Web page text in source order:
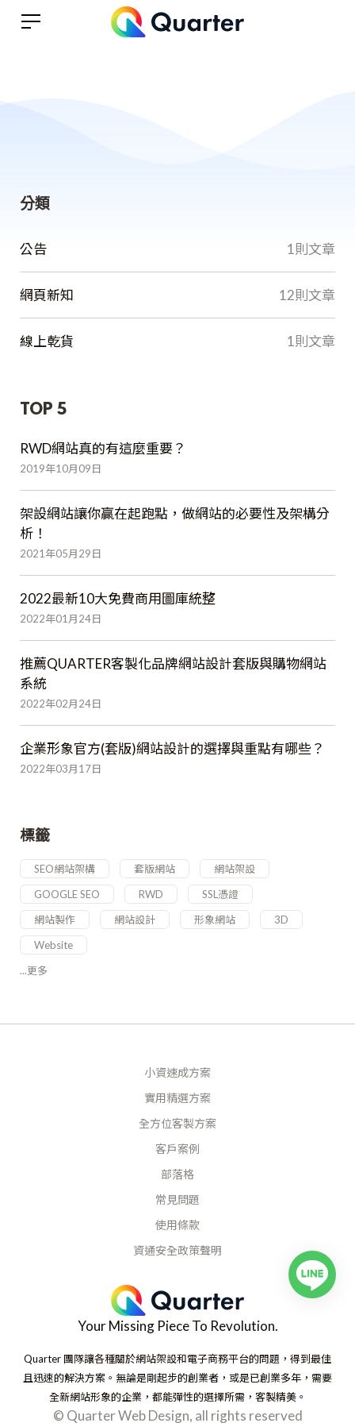
分類
公告 1則文章
網頁新知 12則文章
線上乾貨 1則文章
TOP 5
RWD網站真的有這麼重要？
2019年10月09日
架設網站讓你贏在起跑點，做網站的必要性及架構分
析！
2021年05月29日
2022最新10大免費商用圖庫統整
2022年01月24日
推薦QUARTER客製化品牌網站設計套版與購物網站
系統
2022年02月24日
企業形象官方(套版)網站設計的選擇與重點有哪些？
2022年03月17日
標籤
SEO網站架構 套版網站
網站架設
GOOGLE SEO
RWD
SSL憑證
網站製作
網站設計 形象網站
3D
Website
...更多
小資速成方案
實用精選方案
全方位客製方案
客戶案例
部落格
常見問題
使用條款
資通安全政策聲明
Your Missing Piece To Revolution.
Quarter 團隊讓各種關於網站架設和電子商務平台的問題，得到最佳
且迅速的解決方案。無論是剛起步的創業者，或是已創業多年，需要
全新網站形象的企業，都能彈性的選擇所需，客製精美。
© Quarter Web Design, all rights reserved